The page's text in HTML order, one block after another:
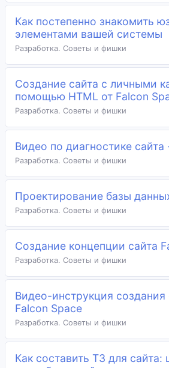
Как постепенно знакомить
элементами вашей системы
Разработка. Советы и фишки
Создание сайта с личными
помощью HTML от Falcon
Разработка. Советы и фишки
Видео по диагностике
Разработка. Советы и фишки
Проектирование базы
Разработка. Советы и фишки
Создание концепции сайта
Разработка. Советы и фишки
Видео-инструкция создания
Falcon Space
Разработка. Советы и фишки
Как составить ТЗ для сайта: